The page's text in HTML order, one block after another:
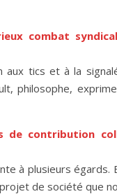
combat syndical
tics et à la
philosophe,
de contribution
à plusieurs égards.
de société que